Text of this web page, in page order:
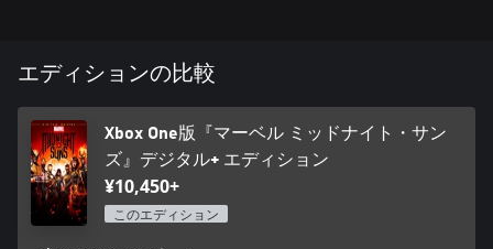
中から選び、自分だけの主人公「ハンター」を作ることができ
る。自由にカスタマイズして、リリスとその軍団を闇の世界へ
と葬ろう。
エディションの比較
Xbox One版『マーベル ミッドナイト・サン
ズ』デジタル+ エディション
¥10,450+
このエディション